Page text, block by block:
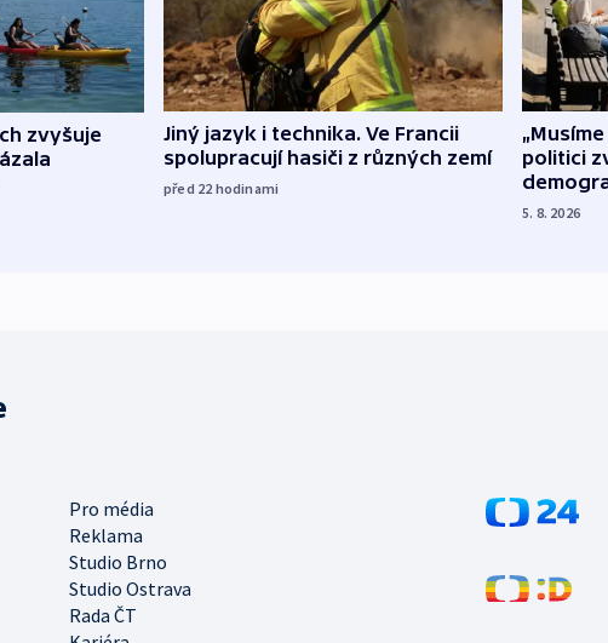
zvyšuje
Jiný jazyk i technika. Ve Francii
spolupracují hasiči z různých zemí
před 22 hodinami
politici
5. 8. 2026
Pro média
Reklama
Studio Brno
Studio Ostrava
Rada ČT